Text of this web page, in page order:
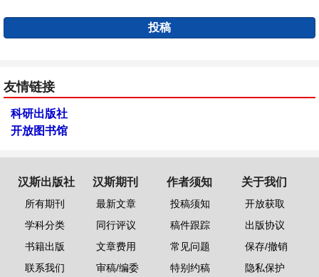
投稿
友情链接
科研出版社
开放图书馆
汉斯出版社
所有期刊
学科分类
书籍出版
联系我们
汉斯期刊
最新文章
同行评议
文章费用
审稿/编委
作者须知
投稿须知
稿件跟踪
常见问题
特别约稿
关于我们
开放获取
出版协议
保存/撤销
隐私保护